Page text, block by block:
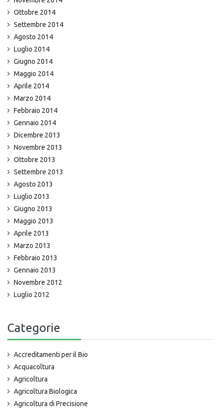
Ottobre 2014
Settembre 2014
Agosto 2014
Luglio 2014
Giugno 2014
Maggio 2014
Aprile 2014
Marzo 2014
Febbraio 2014
Gennaio 2014
Dicembre 2013
Novembre 2013
Ottobre 2013
Settembre 2013
Agosto 2013
Luglio 2013
Giugno 2013
Maggio 2013
Aprile 2013
Marzo 2013
Febbraio 2013
Gennaio 2013
Novembre 2012
Luglio 2012
Categorie
Accreditamenti per il Bio
Acquacoltura
Agricoltura
Agricoltura Biologica
Agricoltura di Precisione